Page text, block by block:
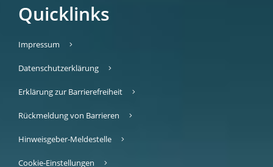
Quicklinks
Impressum
Datenschutzerklärung
Erklärung zur Barrierefreiheit
Rückmeldung von Barrieren
Hinweisgeber-Meldestelle
Cookie-Einstellungen